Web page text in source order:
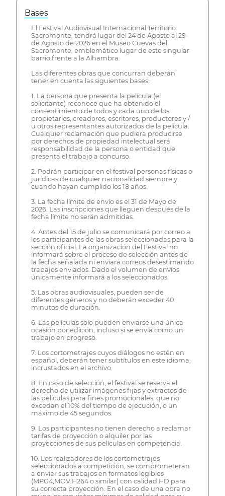
Bases
El Festival Audiovisual Internacional Territorio
Sacromonte, tendrá lugar del 24 de Agosto al 29
de Agosto de 2026 en el Museo Cuevas del
Sacromonte, emblemático lugar de este singular
barrio frente a la Alhambra.
Las diferentes obras que concurran deberán
tener en cuenta las siguientes bases:
1. La persona que presenta la película (el
solicitante) reconoce que ha obtenido el
consentimiento de todos y cada uno de los
propietarios, creadores, escritores, productores y /
u otros representantes autorizados de la película.
Cualquier reclamación que pudiera producirse
por derechos de propiedad intelectual será
responsabilidad de la persona o entidad que
presenta el trabajo a concurso.
2. Podrán participar en el festival personas físicas o
jurídicas de cualquier nacionalidad siempre y
cuando hayan cumplido los 18 años.
3. La fecha límite de envío es el 31 de Mayo de
2026. Las inscripciones que lleguen después de la
fecha límite no serán admitidas.
​4. Antes del 15 de julio se comunicará por correo a
los participantes de las obras seleccionadas para la
sección oficial. La organización del Festival no
informará sobre el proceso de selección antes de
la fecha señalada ni enviará correos desestimando
trabajos enviados. Dado el volumen de envíos
únicamente informará a los seleccionados.
​5. Las obras audiovisuales, pueden ser de
diferentes géneros y no deberán exceder 40
minutos de duración.
​6. Las películas solo pueden enviarse una única
ocasión por edición, incluso si se envía como un
trabajo en progreso.
​7. Los cortometrajes cuyos diálogos no estén en
español, deberán tener subtítulos en este idioma,
incrustados en el archivo.
​8. En caso de selección, el festival se reserva el
derecho de utilizar imágenes fijas y extractos de
las películas para fines promocionales, que no
excedan el 10% del tiempo de ejecución, o un
máximo de 45 segundos.
​9. Los participantes no tienen derecho a reclamar
tarifas de proyección o alquiler por las
proyecciones de sus películas en competencia.
10. Los realizadores de los cortometrajes
seleccionados a competición, se comprometerán
a enviar sus trabajos en formatos legibles
(MPG4,MOV,H264 o similar) con calidad HD para
su correcta proyección. En el caso de una obra no